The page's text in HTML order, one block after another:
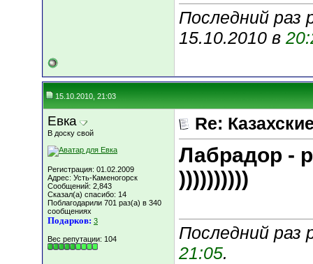
Последний раз
15.10.2010 в
15.10.2010, 21:03
Евка
В доску свой
Регистрация: 01.02.2009
Адрес: Усть-Каменогорск
Сообщений: 2,843
Сказал(а) спасибо: 14
Поблагодарили 701 раз(а) в 340
сообщениях
Подарков: 3
Вес репутации: 104
Re:
Лабрадор -
))))))))))
Последний раз
21:05.